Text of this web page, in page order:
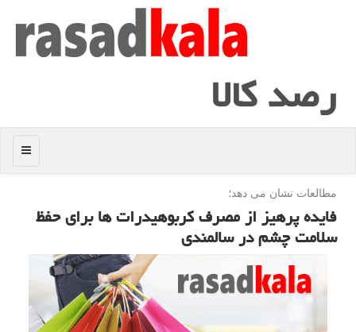
رصد كالا
منو
مطالعات نشان می دهد؛
فایده پرهیز از مصرف كربوهیدرات ها برای حفظ
سلامت چشم در سالمندی